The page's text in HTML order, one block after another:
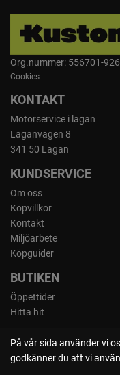
Org.nummer: 556701-
Cookies
KONTAKT
Motorservice i lagan
Laganvägen 8
341 50 Lagan
KUNDSERVICE
Om oss
Köpvillkor
Kontakt
Miljöarbete
Köpguider
BUTIKEN
Öppettider
Hitta hit
På vår sida använder vi
godkänner du att vi